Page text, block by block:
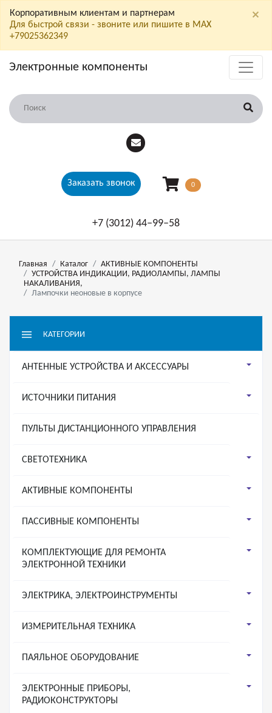
Корпоративным клиентам и партнерам
Для быстрой связи - звоните или пишите в МАХ
+79025362349
×
Электронные компоненты
Заказать звонок 0
+7 (3012) 44‒99‒58
Главная Каталог
АКТИВНЫЕ КОМПОНЕНТЫ
УСТРОЙСТВА ИНДИКАЦИИ, РАДИОЛАМПЫ, ЛАМПЫ
НАКАЛИВАНИЯ,
Лампочки неоновые в корпусе
КАТЕГОРИИ
АНТЕННЫЕ УСТРОЙСТВА И АКСЕССУАРЫ
ИСТОЧНИКИ ПИТАНИЯ
ПУЛЬТЫ ДИСТАНЦИОННОГО УПРАВЛЕНИЯ
СВЕТОТЕХНИКА
АКТИВНЫЕ КОМПОНЕНТЫ
ПАССИВНЫЕ КОМПОНЕНТЫ
КОМПЛЕКТУЮЩИЕ ДЛЯ РЕМОНТА
ЭЛЕКТРОННОЙ ТЕХНИКИ
ЭЛЕКТРИКА, ЭЛЕКТРОИНСТРУМЕНТЫ
ИЗМЕРИТЕЛЬНАЯ ТЕХНИКА
ПАЯЛЬНОЕ ОБОРУДОВАНИЕ
ЭЛЕКТРОННЫЕ ПРИБОРЫ,
РАДИОКОНСТРУКТОРЫ